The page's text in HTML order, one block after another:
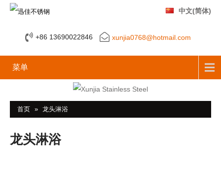
+86 13690022846 xunjia0768@hotmail.com
中文(简体)
菜单
首页 » 龙头淋浴
龙头淋浴